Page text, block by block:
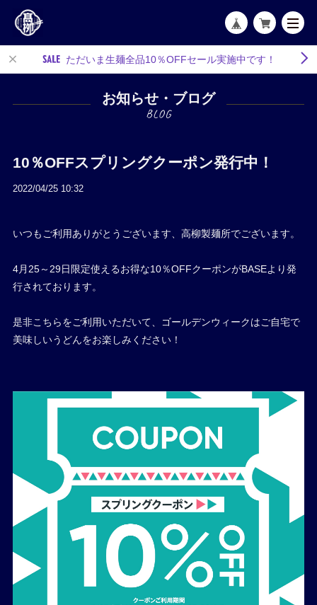
ただいま生麺全品10％OFFセール実施中です！
お知らせ・ブログ
10％OFFスプリングクーポン発行中！
2022/04/25 10:32
いつもご利用ありがとうございます、高柳製麺所でございます。
4月25～29日限定使えるお得な10％OFFクーポンがBASEより発
行されております。
是非こちらをご利用いただいて、ゴールデンウィークはご自宅で
美味しいうどんをお楽しみください！